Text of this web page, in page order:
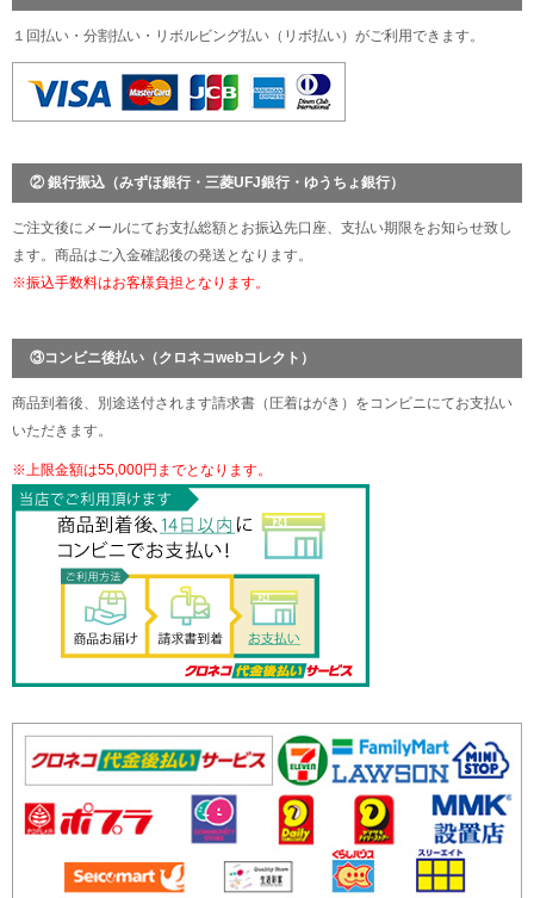
１回払い・分割払い・リボルビング払い（リボ払い）がご利用できます。
② 銀行振込（みずほ銀行・三菱UFJ銀行・ゆうちょ銀行）
ご注文後にメールにてお支払総額とお振込先口座、支払い期限をお知らせ致し
ます。商品はご入金確認後の発送となります。
※振込手数料はお客様負担となります。
③コンビニ後払い（クロネコwebコレクト）
商品到着後、別途送付されます請求書（圧着はがき）をコンビニにてお支払い
いただきます。
※上限金額は55,000円までとなります。